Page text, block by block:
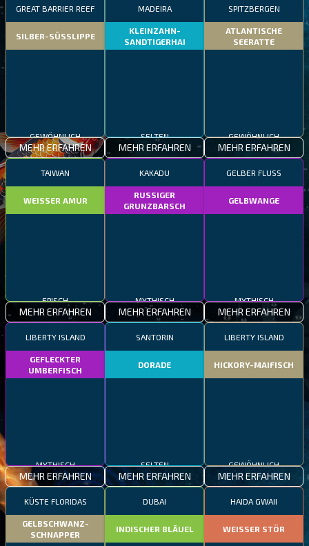
GREAT BARRIER REEF
SILBER-SÜSSLIPPE
GEWÖHNLICH
MEHR ERFAHREN
MADEIRA
KLEINZAHN-
SANDTIGERHAI
SELTEN
MEHR ERFAHREN
SPITZBERGEN
ATLANTISCHE
SEERATTE
GEWÖHNLICH
MEHR ERFAHREN
TAIWAN
WEISSER AMUR
EPISCH
MEHR ERFAHREN
KAKADU
RUSSIGER
GRUNZBARSCH
MYTHISCH
MEHR ERFAHREN
GELBER FLUSS
GELBWANGE
MYTHISCH
MEHR ERFAHREN
LIBERTY ISLAND
GEFLECKTER
UMBERFISCH
MYTHISCH
MEHR ERFAHREN
SANTORIN
DORADE
SELTEN
MEHR ERFAHREN
LIBERTY ISLAND
HICKORY-MAIFISCH
GEWÖHNLICH
MEHR ERFAHREN
KÜSTE FLORIDAS
GELBSCHWANZ-
SCHNAPPER
DUBAI
INDISCHER BLÄUEL
HAIDA GWAII
WEISSER STÖR